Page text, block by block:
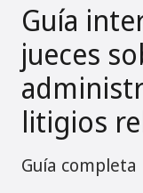
Guía
jueces
litigios
Guía completa